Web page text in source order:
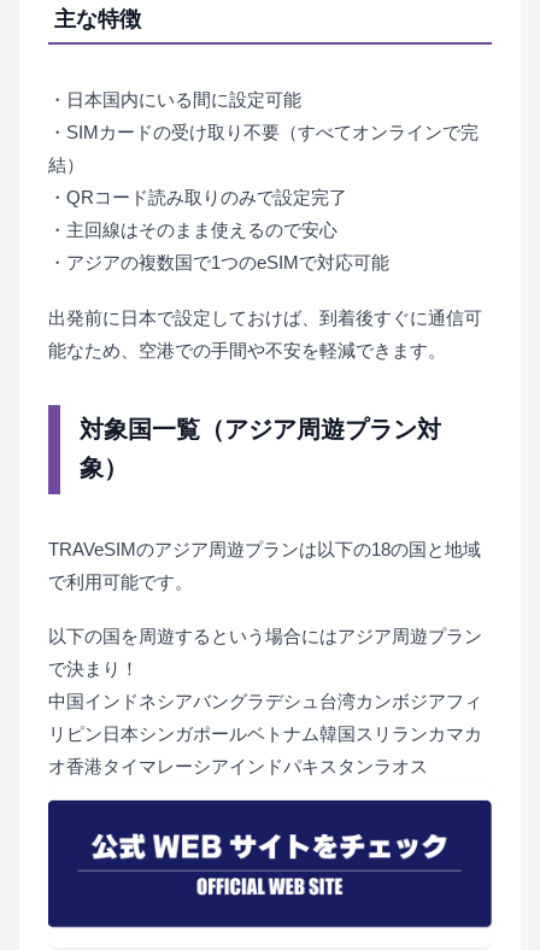
主な特徴
・日本国内にいる間に設定可能
・SIMカードの受け取り不要（すべてオンラインで完
結）
・QRコード読み取りのみで設定完了
・主回線はそのまま使えるので安心
・アジアの複数国で1つのeSIMで対応可能
出発前に日本で設定しておけば、到着後すぐに通信可
能なため、空港での手間や不安を軽減できます。
対象国一覧（アジア周遊プラン対
象）
TRAVeSIMのアジア周遊プランは以下の18の国と地域
で利用可能です。
以下の国を周遊するという場合にはアジア周遊プラン
で決まり！
中国インドネシアバングラデシュ台湾カンボジアフィ
リピン日本シンガポールベトナム韓国スリランカマカ
オ香港タイマレーシアインドパキスタンラオス